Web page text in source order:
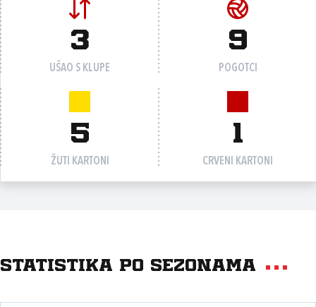
3
UŠAO S KLUPE
9
POGOTCI
5
ŽUTI KARTONI
1
CRVENI KARTONI
Statistika po sezonama